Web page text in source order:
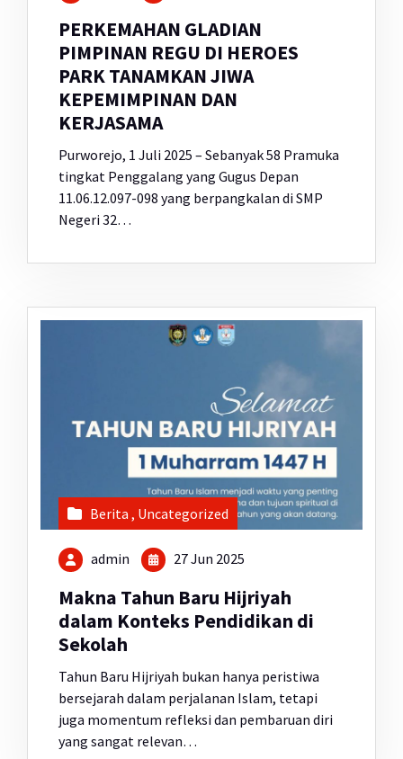
PERKEMAHAN GLADIAN
PIMPINAN REGU DI HEROES
PARK TANAMKAN JIWA
KEPEMIMPINAN DAN
KERJASAMA
Purworejo, 1 Juli 2025 – Sebanyak 58 Pramuka
tingkat Penggalang yang Gugus Depan
11.06.12.097-098 yang berpangkalan di SMP
Negeri 32…
Berita , Uncategorized
admin 27 Jun 2025
Makna Tahun Baru Hijriyah
dalam Konteks Pendidikan di
Sekolah
Tahun Baru Hijriyah bukan hanya peristiwa
bersejarah dalam perjalanan Islam, tetapi
juga momentum refleksi dan pembaruan diri
yang sangat relevan…